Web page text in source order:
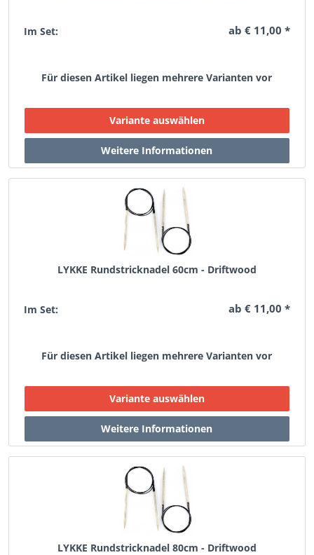
Im Set: ab € 11,00 *
Für diesen Artikel liegen mehrere Varianten vor
LYKKE Rundstricknadel 60cm - Driftwood
Im Set: ab € 11,00 *
Für diesen Artikel liegen mehrere Varianten vor
LYKKE Rundstricknadel 80cm - Driftwood